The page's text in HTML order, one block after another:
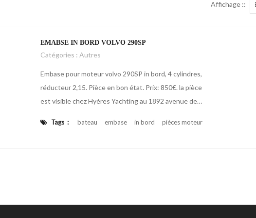
Affichage ::
EMABSE IN BORD VOLVO 290SP
Catégories : Autres
Embase pour moteur volvo 290SP in bord, 4 cylindres,
réducteur 2,15. Pièce en bon état. Prix: 850€. la pièce
est visible chez Hyères Yachting au 1892 avenue de
yachting HYERESYACHTING.FR
Tags : bateau embase in bord
pièces moteur